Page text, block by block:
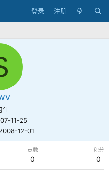
登录 注册
生
11-25
2008-12-01
点数
0
积分
0